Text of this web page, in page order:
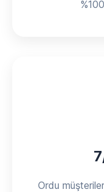
Ordu